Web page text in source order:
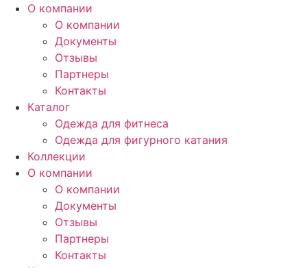
О компании
О компании
Документы
Отзывы
Партнеры
Контакты
Каталог
Одежда для фитнеса
Одежда для фигурного катания
Коллекции
О компании
О компании
Документы
Отзывы
Партнеры
Контакты